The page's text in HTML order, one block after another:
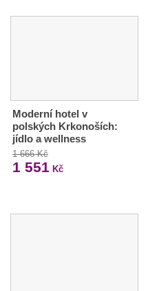
Moderní hotel v
polských Krkonoších:
jídlo a wellness
1 666 Kč
1 551 Kč